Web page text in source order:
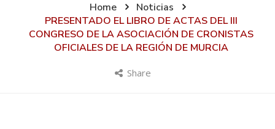
Home
Noticias
PRESENTADO EL LIBRO DE ACTAS DEL III
CONGRESO DE LA ASOCIACIÓN DE CRONISTAS
OFICIALES DE LA REGIÓN DE MURCIA
Share